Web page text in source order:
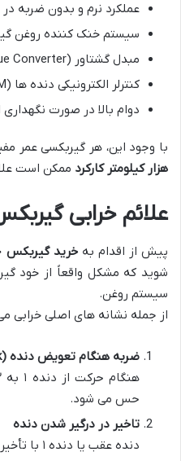
عملکرد نرم و بدون ضربه
سیستم خنک کننده روغن
مبدل گشتاور (Torque Converter) با قفل الکتریکی
کنترلر الکترونیکی دنده ها (TCM)
دوام بالا در صورت
با وجود این، هر گیربکسی عمر
هزار کیلومتر کارکرد ممکن است
علائم خرابی
پیش از اقدام بهخرید گیربکس
شوید که مشکل واقعاً از خود
سیستم روغن.
از جمله نشانه های اصلی خرابی
ضربه هنگام تعویض دنده (Shift Shock)
حس می شود.
تاخیر در درگیر شدن دنده
دنده عقب یا دنده ۱ با تأخیر چندثانیه ای درگیر می شود.